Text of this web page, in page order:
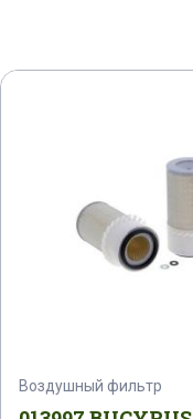
Воздушный фильтр